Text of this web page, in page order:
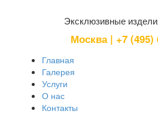
Эксклюзивные
Москва | +7 (495)
Главная
Галерея
Услуги
О нас
Контакты